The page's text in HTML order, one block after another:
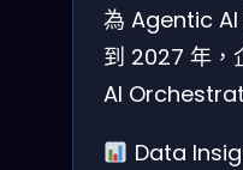
為 Agentic
到 2027 年，
AI
Data